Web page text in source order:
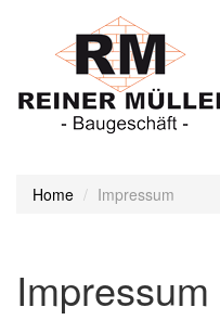
Home Impressum
Impressum